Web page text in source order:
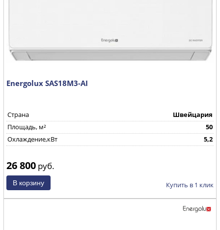
Energolux SAS18M3-AI
Страна
Швейцария
Площадь, м²
50
Охлаждение,кВт
5,2
26 800 руб.
Купить в 1 клик